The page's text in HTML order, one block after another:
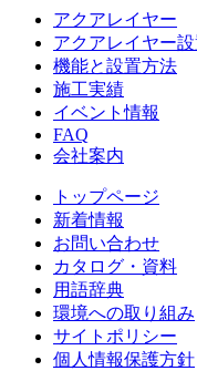
アクアレイヤー
アクアレイヤー設
機能と設置方法
施工実績
イベント情報
FAQ
会社案内
トップページ
新着情報
お問い合わせ
カタログ・資料
用語辞典
環境への取り組み
サイトポリシー
個人情報保護方針